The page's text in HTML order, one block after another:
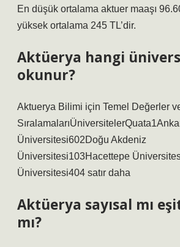
En düşük ortalama aktuer maaşı
yüksek ortalama 245 TL’dir.
Aktüerya hangi
okunur?
Aktuerya Bilimi için Temel Değerler
Üniversitesi602Doğu Akdeniz
Üniversitesi103Hacettepe
Üniversitesi404 satır daha
Aktüerya sayısal mı
mı?